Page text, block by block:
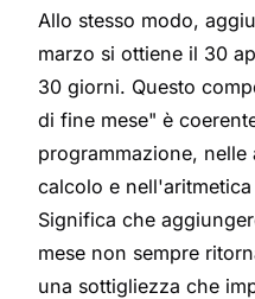
Allo stesso modo,
marzo si ottiene il 30
30 giorni. Questo
di fine mese" è
programmazione,
calcolo e
Significa che
mese non sempre
una sottigliezza che